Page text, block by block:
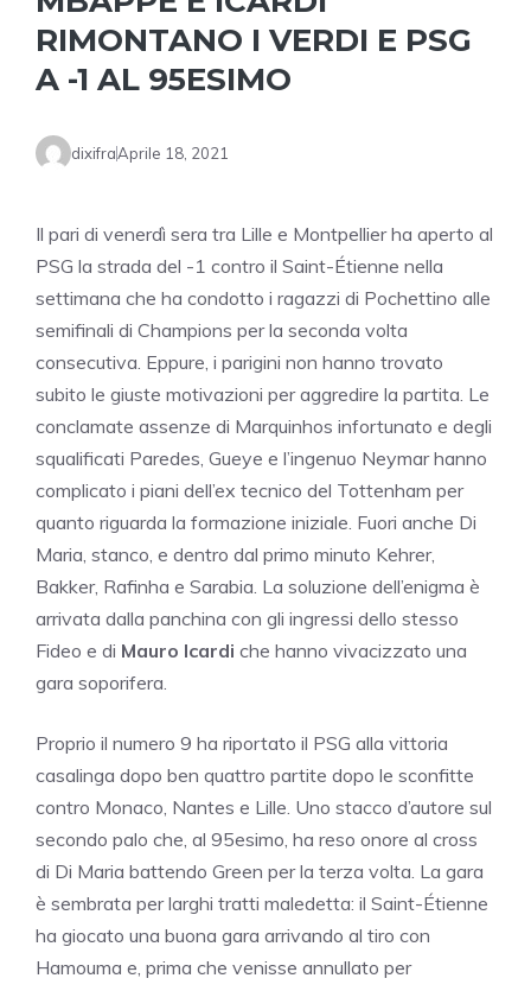
RIMONTANO I VERDI E PSG
A -1 AL 95ESIMO
dixifraAprile 18, 2021
Il pari di venerdì sera tra Lille e Montpellier ha aperto al
PSG la strada del -1 contro il Saint-Étienne nella
settimana che ha condotto i ragazzi di Pochettino alle
semifinali di Champions per la seconda volta
consecutiva. Eppure, i parigini non hanno trovato
subito le giuste motivazioni per aggredire la partita. Le
conclamate assenze di Marquinhos infortunato e degli
squalificati Paredes, Gueye e l’ingenuo Neymar hanno
complicato i piani dell’ex tecnico del Tottenham per
quanto riguarda la formazione iniziale. Fuori anche Di
Maria, stanco, e dentro dal primo minuto Kehrer,
Bakker, Rafinha e Sarabia. La soluzione dell’enigma è
arrivata dalla panchina con gli ingressi dello stesso
Fideo e di Mauro Icardi che hanno vivacizzato una
gara soporifera.
Proprio il numero 9 ha riportato il PSG alla vittoria
casalinga dopo ben quattro partite dopo le sconfitte
contro Monaco, Nantes e Lille. Uno stacco d’autore sul
secondo palo che, al 95esimo, ha reso onore al cross
di Di Maria battendo Green per la terza volta. La gara
è sembrata per larghi tratti maledetta: il Saint-Étienne
ha giocato una buona gara arrivando al tiro con
Hamouma e, prima che venisse annullato per